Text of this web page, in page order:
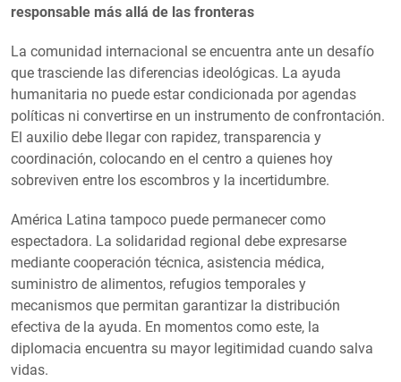
responsable más allá de las fronteras
La comunidad internacional se encuentra ante un desafío
que trasciende las diferencias ideológicas. La ayuda
humanitaria no puede estar condicionada por agendas
políticas ni convertirse en un instrumento de confrontación.
El auxilio debe llegar con rapidez, transparencia y
coordinación, colocando en el centro a quienes hoy
sobreviven entre los escombros y la incertidumbre.
América Latina tampoco puede permanecer como
espectadora. La solidaridad regional debe expresarse
mediante cooperación técnica, asistencia médica,
suministro de alimentos, refugios temporales y
mecanismos que permitan garantizar la distribución
efectiva de la ayuda. En momentos como este, la
diplomacia encuentra su mayor legitimidad cuando salva
vidas.